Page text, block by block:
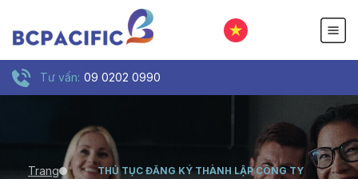
Tư vấn: 09 0202 0990
Trang
THỦ TỤC ĐĂNG KÝ THÀNH LẬP CÔNG TY